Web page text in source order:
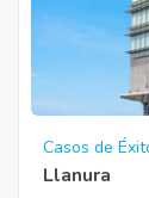
Casos de
Llanura